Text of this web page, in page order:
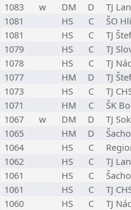
1083 w DM D
TJ
1081 HS C
ŠO
1081 HS C
TJ
1079 HS C
TJ
1078 HS C
TJ
1077 HM D
TJ
1073 HS C
TJ
1071 HM C
ŠK
1067 w DM D
TJ
1065 HM D
1064 HS C
1062 HS C
TJ
1061 HS C
1061 HS C
TJ
1060 HS C
TJ